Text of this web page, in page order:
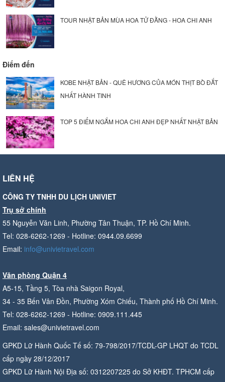
TOUR NHẬT BẢN MÙA HOA TỬ ĐẰNG - HOA CHI ANH
Điểm đến
KOBE NHẬT BẢN - QUÊ HƯƠNG CỦA MÓN THỊT BÒ ĐẮT
NHẤT HÀNH TINH
TOP 5 ĐIỂM NGẮM HOA CHI ANH ĐẸP NHẤT NHẬT BẢN
LIÊN HỆ
CÔNG TY TNHH DU LỊCH UNIVIET
Trụ sở chính
55 Nguyễn Văn Linh, Phường Tân Thuận, TP. Hồ Chí Minh.
Tel: 028-6262-1269 - Hotline: 0944.09.6699
Email: info@univietravel.com
Văn phòng Quận 4
A5-15, Tầng 5, Tòa nhà Saigon Royal,
34 - 35 Bến Vân Đồn, Phường Xóm Chiếu, Thành phố Hồ Chí Minh.
Tel: 028-6262-1269 - Hotline: 0909.111.445
Email: sales@univietravel.com
GPKD Lữ Hành Quốc Tế số: 79-798/2017/TCDL-GP LHQT do TCDL
cấp ngày 28/12/2017
GPKD Lữ Hành Nội Địa số: 0312207225 do Sở KHĐT. TPHCM cấp